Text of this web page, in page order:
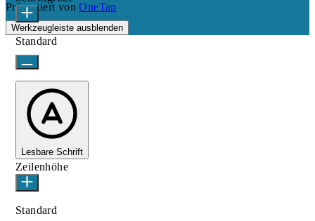
Präsentiert vonOneTap
Werkzeugleiste ausblenden
Standard
Lesbare Schrift
Zeilenhöhe
Standard